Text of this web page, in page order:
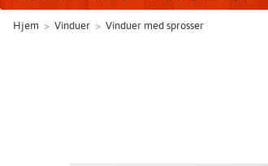
Baderomsmøbler Hjem og innredning
Hjem > Vinduer > Vinduer med sprosser